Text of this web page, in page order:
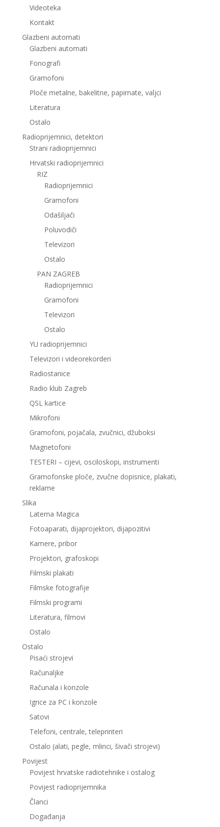
Videoteka
Kontakt
Glazbeni automati
Glazbeni automati
Fonografi
Gramofoni
Ploče metalne, bakelitne, papirnate, valjci
Literatura
Ostalo
Radioprijemnici, detektori
Strani radioprijemnici
Hrvatski radioprijemnici
RIZ
Radioprijemnici
Gramofoni
Odašiljači
Poluvodiči
Televizori
Ostalo
PAN ZAGREB
Radioprijemnici
Gramofoni
Televizori
Ostalo
YU radioprijemnici
Televizori i videorekorderi
Radiostanice
Radio klub Zagreb
QSL kartice
Mikrofoni
Gramofoni, pojačala, zvučnici, džuboksi
Magnetofoni
TESTERI – cijevi, osciloskopi, instrumenti
Gramofonske ploče, zvučne dopisnice, plakati,
reklame
Slika
Laterna Magica
Fotoaparati, dijaprojektori, dijapozitivi
Kamere, pribor
Projektori, grafoskopi
Filmski plakati
Filmske fotografije
Filmski programi
Literatura, filmovi
Ostalo
Ostalo
Pisaći strojevi
Računaljke
Računala i konzole
Igrice za PC i konzole
Satovi
Telefoni, centrale, teleprinteri
Ostalo (alati, pegle, mlinci, šivači strojevi)
Povijest
Povijest hrvatske radiotehnike i ostalog
Povijest radioprijemnika
Članci
Događanja